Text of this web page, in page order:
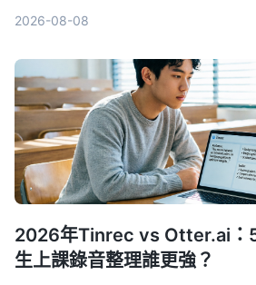
2026-08-08
2026年Tinrec vs Otter.ai：
生上課錄音整理誰更強？